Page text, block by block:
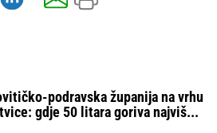
podravska županija na vrhu
gdje 50 litara goriva najviš...